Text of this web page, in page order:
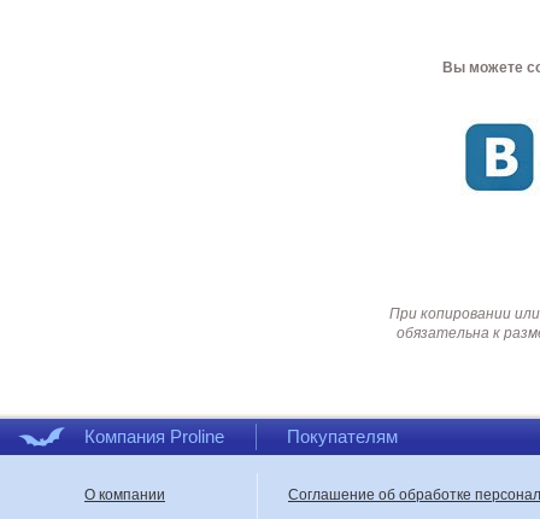
Вы можете
При копировании
обязательна к
Компания Proline Покупателям
О компании
Соглашение об обработке